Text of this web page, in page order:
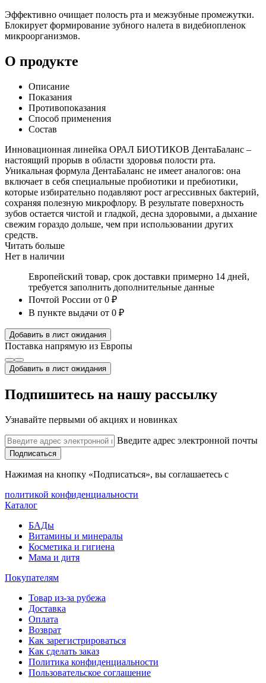
Эффективно очищает полость рта и межзубные промежутки.
Блокирует формирование зубного налета в видебиопленок
микроорганизмов.
О продукте
Описание
Показания
Противопоказания
Способ применения
Состав
Инновационная линейка ОРАЛ БИОТИКОВ ДентаБаланс –
настоящий прорыв в области здоровья полости рта.
Уникальная формула ДентаБаланс не имеет аналогов: она
включает в себя специальные пробиотики и пребиотики,
которые избирательно подавляют рост агрессивных бактерий,
сохраняя полезную микрофлору. В результате поверхность
зубов остается чистой и гладкой, десна здоровыми, а дыхание
свежим гораздо дольше, чем при использовании других
средств.
Читать больше
Нет в наличии
Европейский товар, срок доставки примерно 14 дней,
требуется заполнить дополнительные данные
Почтой России от 0 ₽
В пункте выдачи от 0 ₽
Добавить в лист ожидания
Поставка напрямую из Европы
Добавить в лист ожидания
Подпишитесь на нашу рассылку
Узнавайте первыми об акциях и новинках
Введите адрес электронной почты
Подписаться
Нажимая на кнопку «Подписаться», вы соглашаетесь с
политикой конфиденциальности
Каталог
БАДы
Витамины и минералы
Косметика и гигиена
Мама и дитя
Покупателям
Товар из-за рубежа
Доставка
Оплата
Возврат
Как зарегистрироваться
Как сделать заказ
Политика конфиденциальности
Пользовательское соглашение